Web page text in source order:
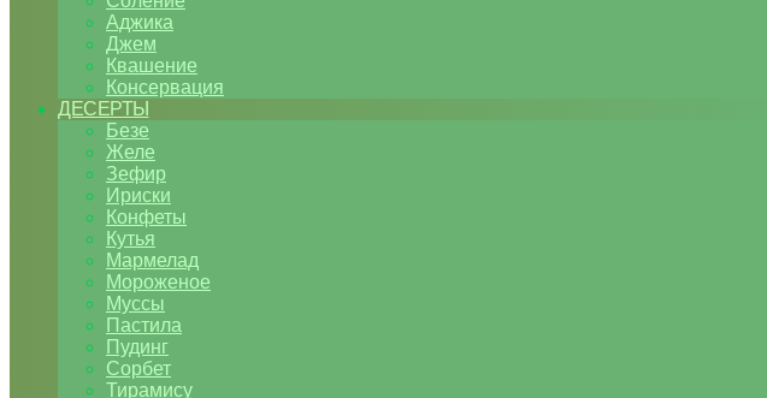
Аджика
Джем
Квашение
Консервация
ДЕСЕРТЫ
Безе
Желе
Зефир
Ириски
Конфеты
Кутья
Мармелад
Мороженое
Муссы
Пастила
Пудинг
Сорбет
Тирамису